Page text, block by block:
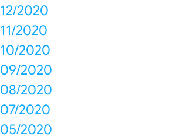
12/2020
11/2020
10/2020
09/2020
08/2020
07/2020
05/2020